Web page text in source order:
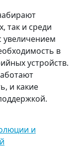
так и среди
увеличением
в
устройств.
и какие
и